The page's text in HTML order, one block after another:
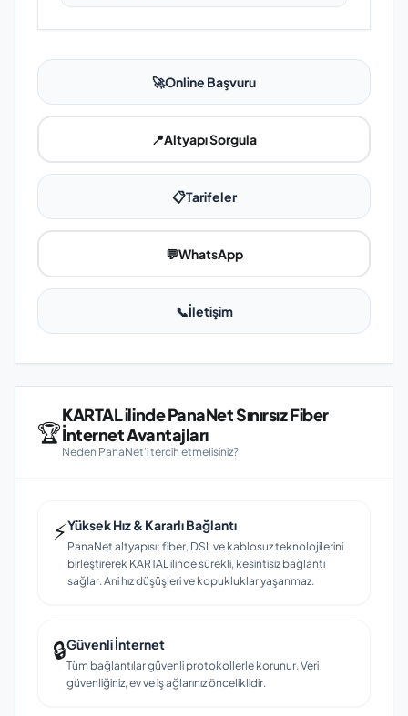
🚀Online Başvuru
📍Altyapı Sorgula
📋Tarifeler
💬WhatsApp
📞İletişim
🏆
KARTAL ilinde PanaNet Sınırsız Fiber
İnternet Avantajları
Neden PanaNet'i tercih etmelisiniz?
⚡Yüksek Hız & Kararlı Bağlantı
PanaNet altyapısı; fiber, DSL ve kablosuz teknolojilerini
birleştirerek KARTAL ilinde sürekli, kesintisiz bağlantı
sağlar. Ani hız düşüşleri ve kopukluklar yaşanmaz.
🔒Güvenli İnternet
Tüm bağlantılar güvenli protokollerle korunur. Veri
güvenliğiniz, ev ve iş ağlarınız önceliklidir.